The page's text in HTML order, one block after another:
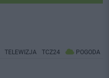
TELEWIZJA TCZ24 POGODA